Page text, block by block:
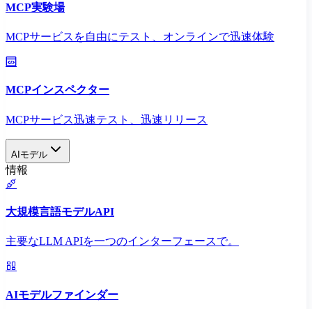
MCP実験場
MCPサービスを自由にテスト、オンラインで迅速体験
MCPインスペクター
MCPサービス迅速テスト、迅速リリース
AIモデル
情報
大規模言語モデルAPI
主要なLLM APIを一つのインターフェースで。
AIモデルファインダー